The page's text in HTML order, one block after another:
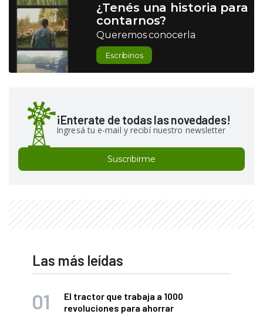
¿Tenés una historia para
contarnos?
Queremos conocerla
Escribinos
¡Enterate de todas las novedades!
Ingresá tu e-mail y recibí nuestro newsletter
Suscribirme
Las más leídas
El tractor que trabaja a 1000
revoluciones para ahorrar